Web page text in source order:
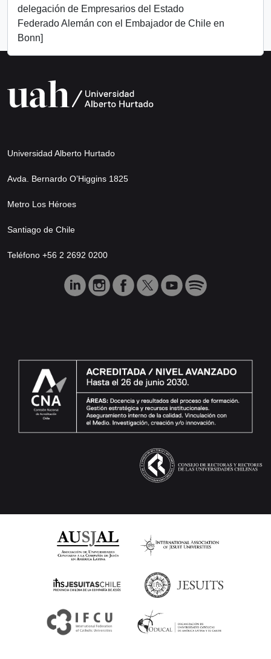
delegación de Empresarios del Estado
Federado Alemán con el Embajador de Chile en
Bonn]
Universidad Alberto Hurtado
Avda. Bernardo O’Higgins 1825
Metro Los Héroes
Santiago de Chile
Teléfono +56 2 2692 0200